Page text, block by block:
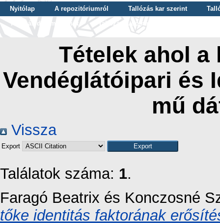
Nyitólap A repozitóriumról Tallózás kar szerint
Tallózás dátum szerint
Tallózás tudományterület szerint
Tételek ahol
Vendéglátóipari és
mű
Vissza
Export
Találatok száma: 1.
Faragó Beatrix és Konczosné
tőke identitás faktorának